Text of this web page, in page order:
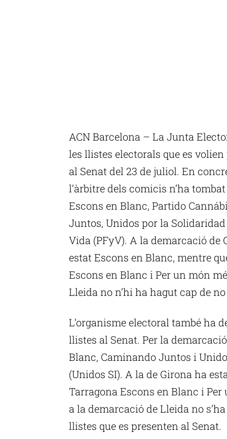
ACN Barcelona – La Junta
les llistes electorals que es
al Senat del 23 de juliol. En
l’àrbitre dels comicis n’ha
Escons en Blanc, Partido
Juntos, Unidos por la
Vida (PFyV). A la demarcació de
estat Escons en Blanc, mentre
Escons en Blanc i Per un món
Lleida no n’hi ha hagut cap de
L’organisme electoral també ha
llistes al Senat. Per la
Blanc, Caminando Juntos i
(Unidos SI). A la de Girona ha
Tarragona Escons en Blanc i
a la demarcació de Lleida no
llistes que es presenten al Senat.